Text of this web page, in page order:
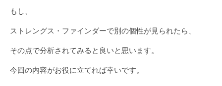
もし、
ストレングス・ファインダーで別の個性が見られたら、
その点で分析されてみると良いと思います。
今回の内容がお役に立てれば幸いです。